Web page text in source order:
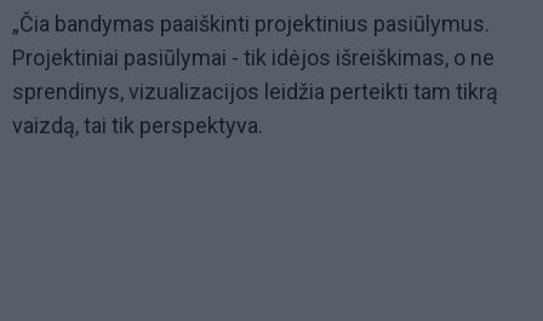
„Čia bandymas paaiškinti projektinius pasiūlymus.
Projektiniai pasiūlymai - tik idėjos išreiškimas, o ne
sprendinys, vizualizacijos leidžia perteikti tam tikrą
vaizdą, tai tik perspektyva.